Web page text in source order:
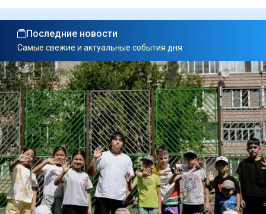
Последние новости
Самые свежие и актуальные события дня